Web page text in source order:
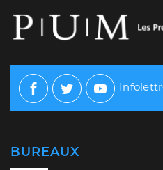
Facebook
TwitterYoutube
BUREAUX